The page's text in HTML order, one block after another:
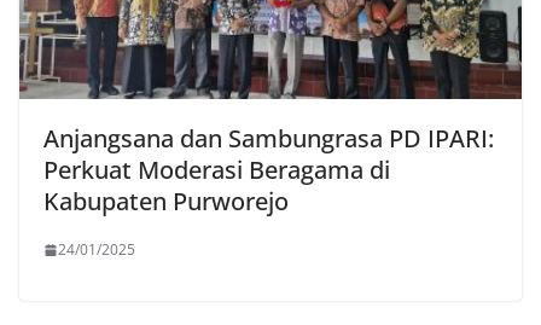
Anjangsana dan Sambungrasa PD IPARI:
Perkuat Moderasi Beragama di
Kabupaten Purworejo
24/01/2025